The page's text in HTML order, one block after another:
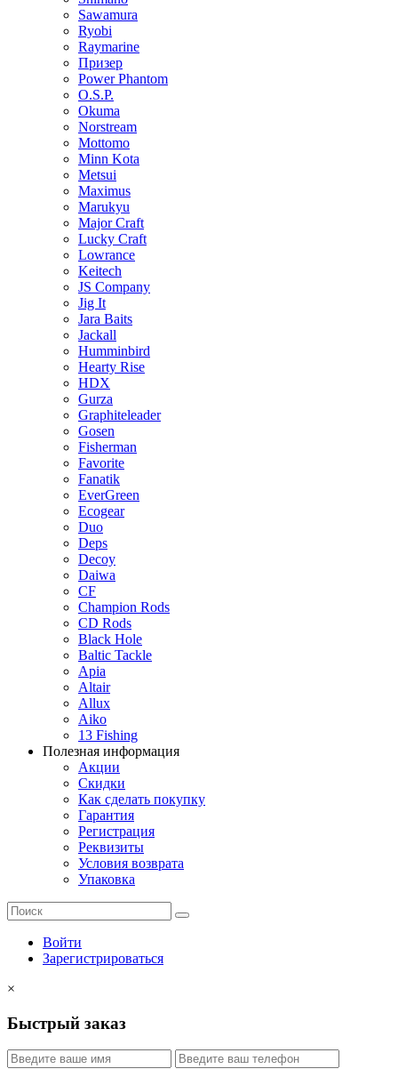
Sawamura
Ryobi
Raymarine
Призер
Power Phantom
O.S.P.
Okuma
Norstream
Mottomo
Minn Kota
Metsui
Maximus
Marukyu
Major Craft
Lucky Craft
Lowrance
Keitech
JS Company
Jig It
Jara Baits
Jackall
Humminbird
Hearty Rise
HDX
Gurza
Graphiteleader
Gosen
Fisherman
Favorite
Fanatik
EverGreen
Ecogear
Duo
Deps
Decoy
Daiwa
CF
Champion Rods
CD Rods
Black Hole
Baltic Tackle
Apia
Altair
Allux
Aiko
13 Fishing
Полезная информация
Акции
Скидки
Как сделать покупку
Гарантия
Регистрация
Реквизиты
Условия возврата
Упаковка
Войти
Зарегистрироваться
×
Быстрый заказ